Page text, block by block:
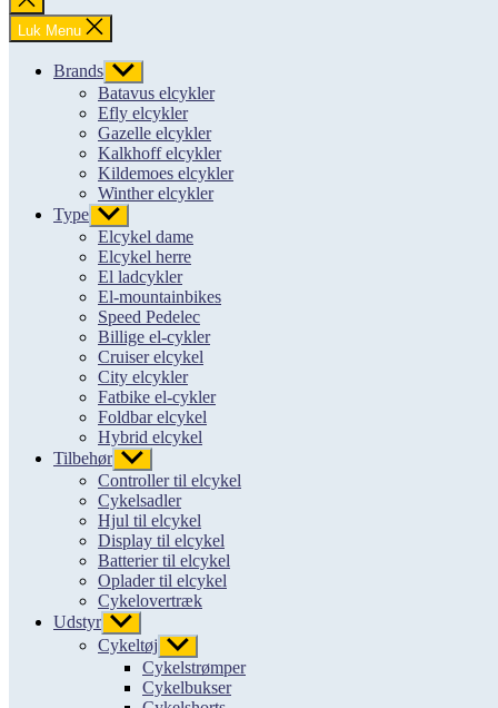
søgning
Luk Menu
Brands Vis
undermenu
Batavus elcykler
Efly elcykler
Gazelle elcykler
Kalkhoff elcykler
Kildemoes elcykler
Winther elcykler
Type Vis
undermenu
Elcykel dame
Elcykel herre
El ladcykler
El-mountainbikes
Speed Pedelec
Billige el-cykler
Cruiser elcykel
City elcykler
Fatbike el-cykler
Foldbar elcykel
Hybrid elcykel
Tilbehør Vis
undermenu
Controller til elcykel
Cykelsadler
Hjul til elcykel
Display til elcykel
Batterier til elcykel
Oplader til elcykel
Cykelovertræk
Udstyr Vis
undermenu
Cykeltøj Vis
undermenu
Cykelstrømper
Cykelbukser